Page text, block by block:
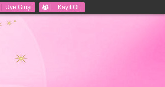
Üye Girişi Kayıt Ol